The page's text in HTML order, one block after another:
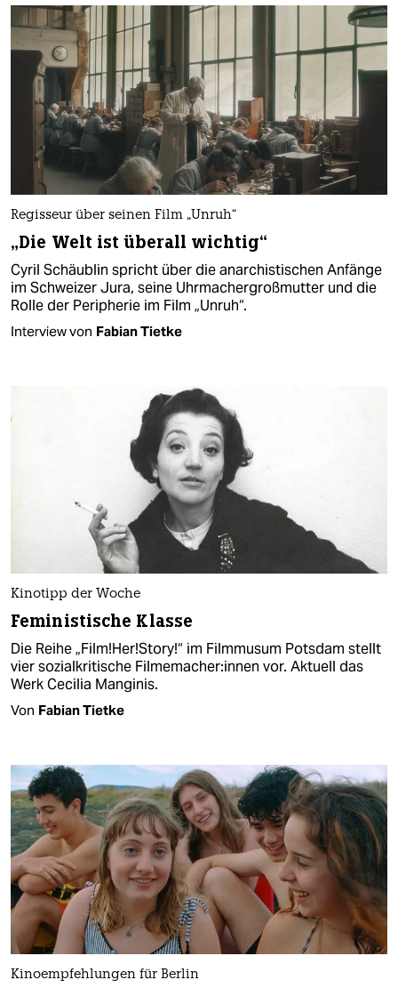
Regisseur über seinen Film „Unruh“
„Die Welt ist überall wichtig“
Cyril Schäublin spricht über die anarchistischen Anfänge
im Schweizer Jura, seine Uhrmachergroßmutter und die
Rolle der Peripherie im Film „Unruh“.
Interview von Fabian Tietke
Kinotipp der Woche
Feministische Klasse
Die Reihe „Film!Her!Story!“ im Filmmusum Potsdam stellt
vier sozialkritische Fil­me­ma­che­r:in­nen vor. Aktuell das
Werk Cecilia Manginis.
Von Fabian Tietke
Kinoempfehlungen für Berlin